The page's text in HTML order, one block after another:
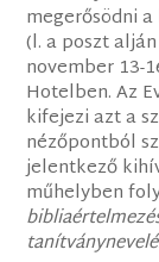
megerősödni
(l. a poszt
november 13-
Hotelben. Az
kifejezi azt a
nézőpontból
jelentkező
műhelyben